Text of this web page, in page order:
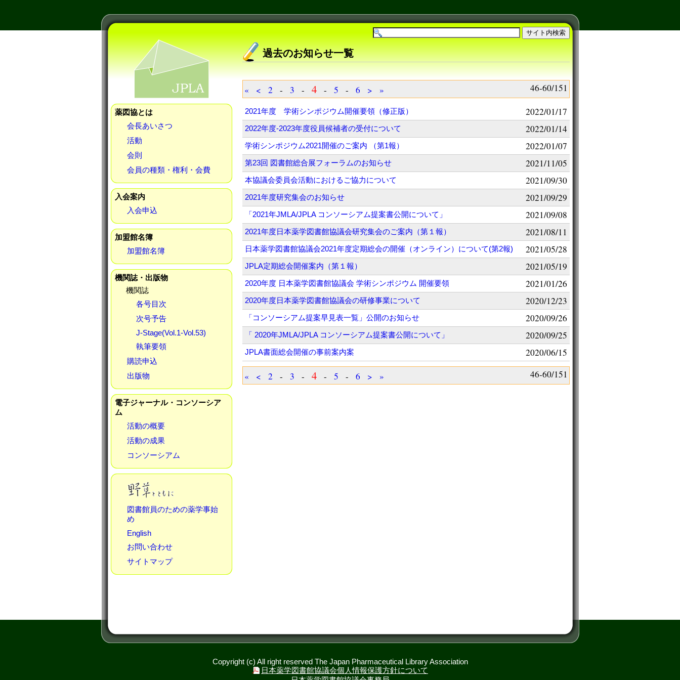
薬図協とは
会長あいさつ
活動
会則
会員の種類・権利・会費
入会案内
入会申込
加盟館名簿
加盟館名簿
機関誌・出版物
機関誌
各号目次
次号予告
J-Stage(Vol.1-Vol.53)
執筆要領
購読申込
出版物
電子ジャーナル・コンソーシア
ム
活動の概要
活動の成果
コンソーシアム
図書館員のための薬学事始
め
English
お問い合わせ
サイトマップ
過去のお知らせ一覧
46-60/151
« < 2 - 3 - 4 - 5 - 6 > »
2021年度 学術シンポジウム開催要領（修正版） 2022/01/17
2022年度-2023年度役員候補者の受付について 2022/01/14
学術シンポジウム2021開催のご案内 （第1報） 2022/01/07
第23回 図書館総合展フォーラムのお知らせ 2021/11/05
本協議会委員会活動におけるご協力について 2021/09/30
2021年度研究集会のお知らせ 2021/09/29
「2021年JMLA/JPLA コンソーシアム提案書公開について」 2021/09/08
2021年度日本薬学図書館協議会研究集会のご案内（第１報） 2021/08/11
日本薬学図書館協議会2021年度定期総会の開催（オンライン）について(第2報) 2021/05/28
JPLA定期総会開催案内（第１報） 2021/05/19
2020年度 日本薬学図書館協議会 学術シンポジウム 開催要領 2021/01/26
2020年度日本薬学図書館協議会の研修事業について 2020/12/23
「コンソーシアム提案早見表一覧」公開のお知らせ 2020/09/26
「 2020年JMLA/JPLA コンソーシアム提案書公開について」 2020/09/25
JPLA書面総会開催の事前案内案
2020/06/15
46-60/151
« < 2 - 3 - 4 - 5 - 6 > »
Copyright (c) All right reserved The Japan Pharmaceutical Library Association
日本薬学図書館協議会個人情報保護方針について